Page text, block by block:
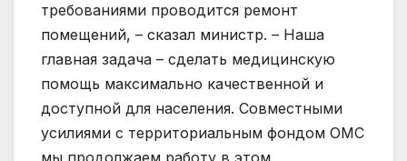
требованиями проводится ремонт
помещений, – сказал министр. – Наша
главная задача – сделать медицинскую
помощь максимально качественной и
доступной для населения. Совместными
усилиями с территориальным фондом ОМС